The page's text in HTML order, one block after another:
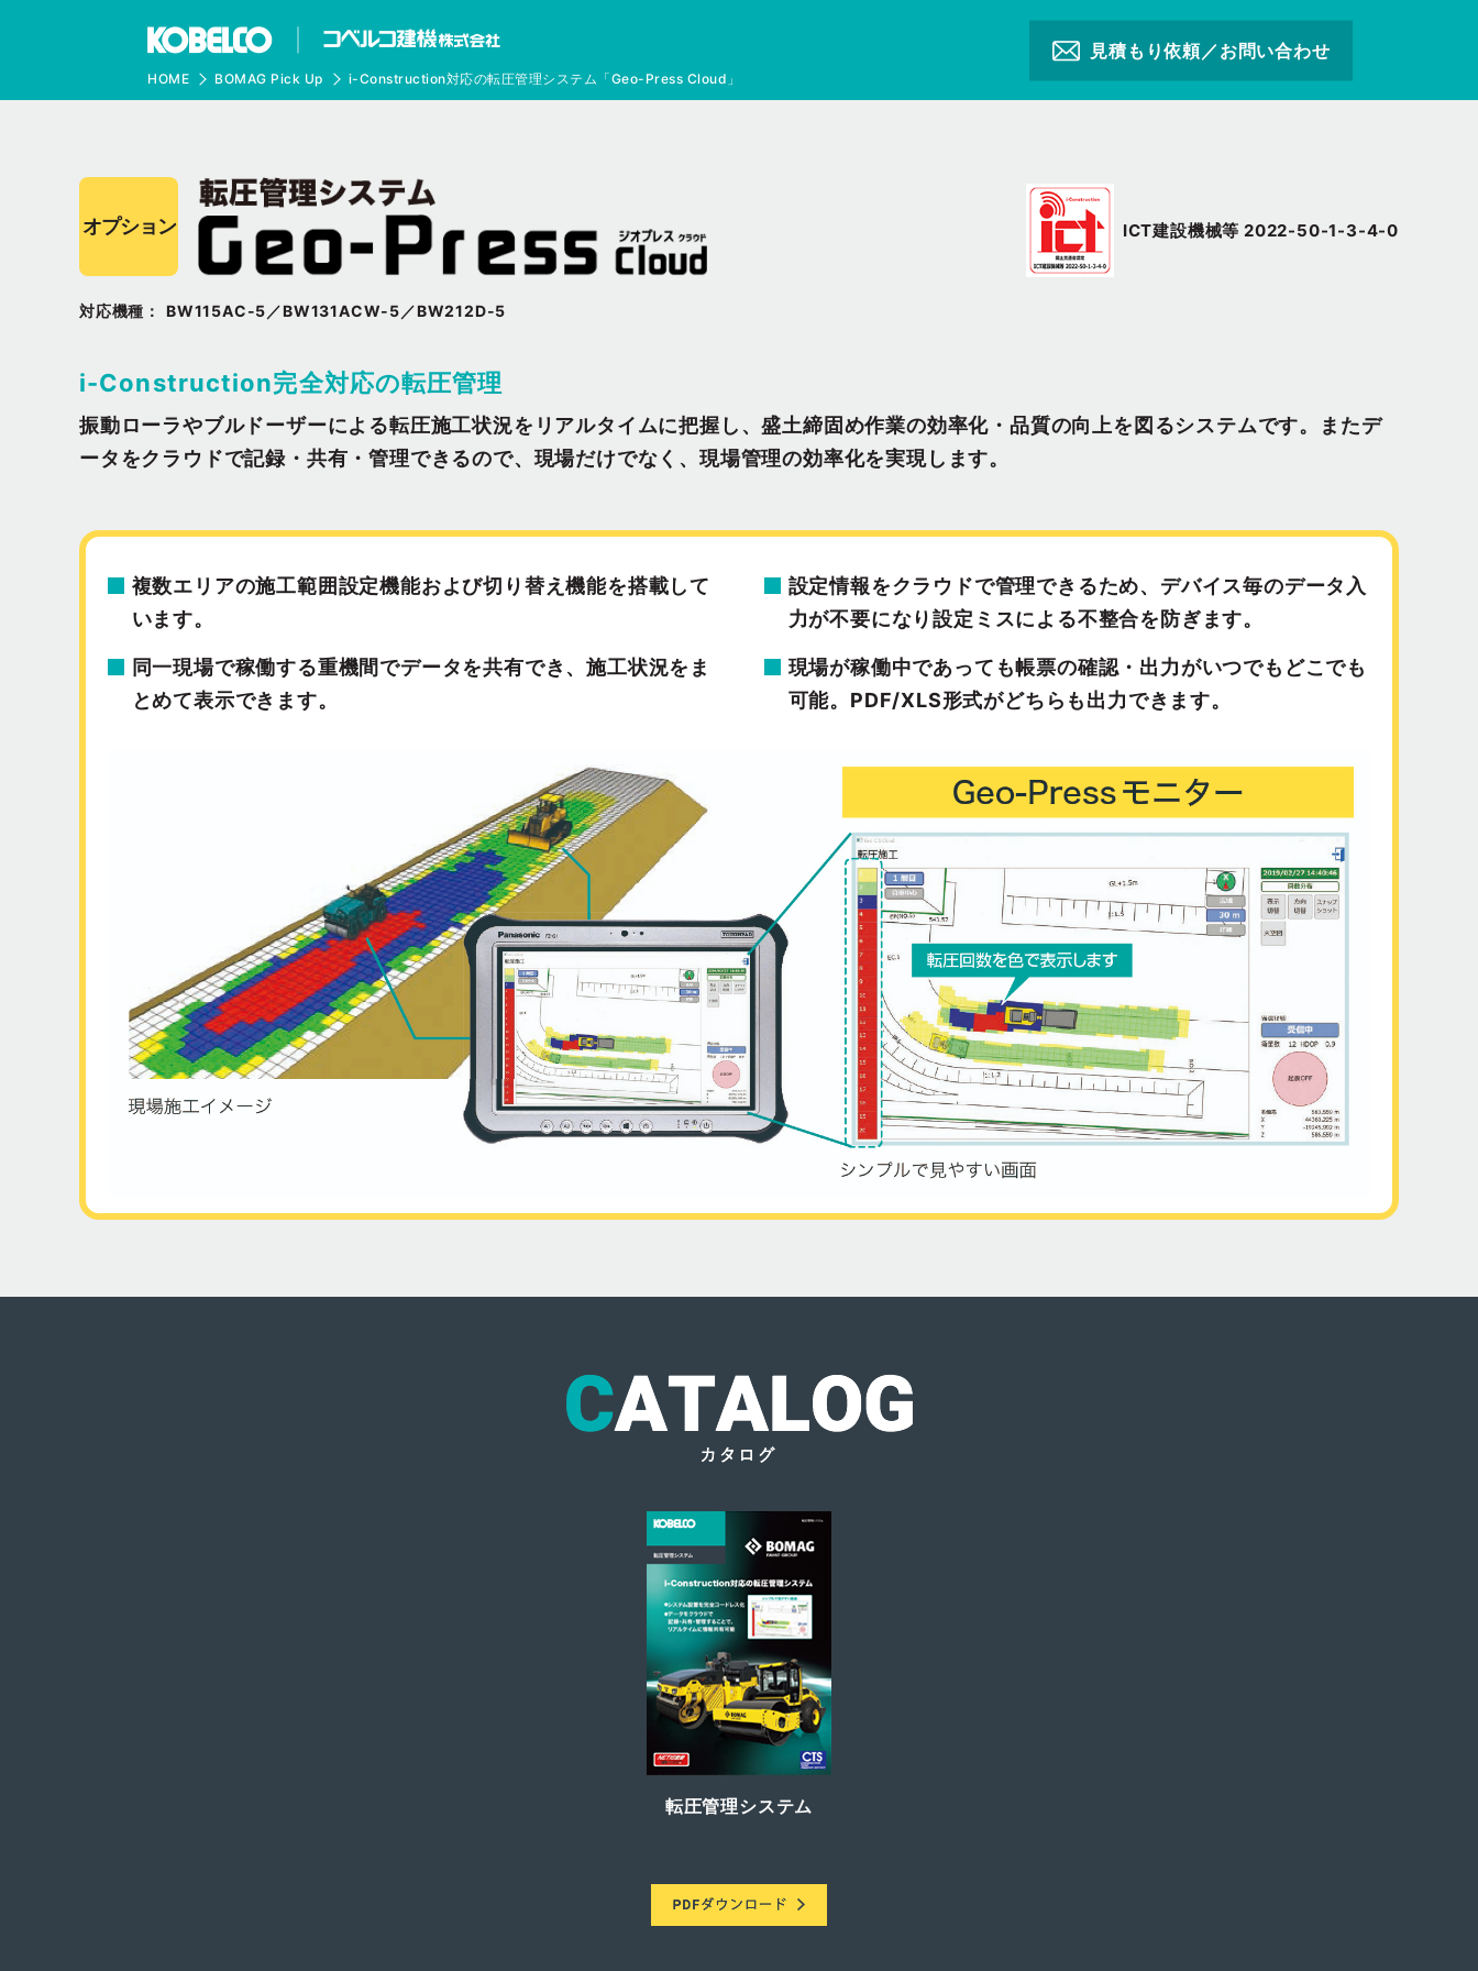
HOME BOMAG Pick Up i-Construction対応の転圧管理システム「Geo-Press Cloud」
見積もり依頼／お問い合わせ
オプション
対応機種 BW115AC-5 BW131ACW-5 BW212D-5
ICT建設機械等 2022-50-1-3-4-0
i-Construction完全対応の転圧管理
振動ローラやブルドーザーによる転圧施工状況をリアルタイムに把握し、盛土締固め作業の効率化・品質の向上を図るシステムです。またデ
ータをクラウドで記録・共有・管理できるので、現場だけでなく、現場管理の効率化を実現します。
複数エリアの施工範囲設定機能および切り替え機能を搭載して
います。
設定情報をクラウドで管理できるため、デバイス毎のデータ入
力が不要になり設定ミスによる不整合を防ぎます。
同一現場で稼働する重機間でデータを共有でき、施工状況をま
とめて表示できます。
現場が稼働中であっても帳票の確認・出力がいつでもどこでも
可能。PDF/XLS形式がどちらも出力できます。
転圧管理システム